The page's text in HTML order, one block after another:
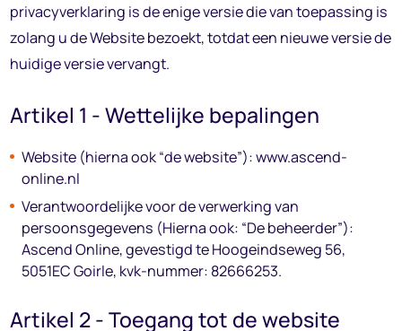
privacyverklaring is de enige versie die van toepassing is
zolang u de Website bezoekt, totdat een nieuwe versie de
huidige versie vervangt.
Artikel 1 - Wettelijke bepalingen
Website (hierna ook “de website”): www.ascend-
online.nl
Verantwoordelijke voor de verwerking van
persoonsgegevens (Hierna ook: “De beheerder”):
Ascend Online, gevestigd te Hoogeindseweg 56,
5051EC Goirle, kvk-nummer: 82666253.
Artikel 2 - Toegang tot de website